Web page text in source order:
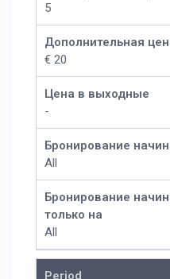
5
Дополнительная
€ 20
Цена в выходные
-
Бронирование
All
Бронирование
только на
All
Period